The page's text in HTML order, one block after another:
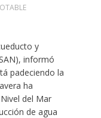
y
informó
padeciendo la
ha
del Mar
de agua